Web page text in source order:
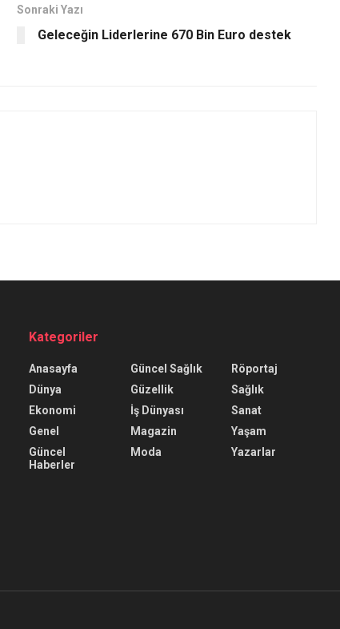
Sonraki Yazı
Geleceğin Liderlerine 670 Bin Euro destek
Kategoriler
Anasayfa
Dünya
Ekonomi
Genel
Güncel
Haberler
Güncel Sağlık
Güzellik
İş Dünyası
Magazin
Moda
Röportaj
Sağlık
Sanat
Yaşam
Yazarlar